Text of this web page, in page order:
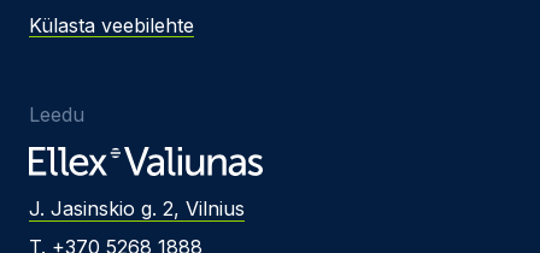
Külasta veebilehte
Leedu
J. Jasinskio g. 2, Vilnius
T. +370 5268 1888